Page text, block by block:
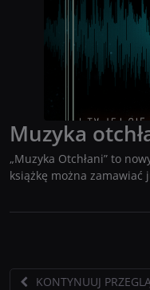
Muzyka
„Muzyka Otchłani” to
książkę można zamawiać
KONTYNUUJ